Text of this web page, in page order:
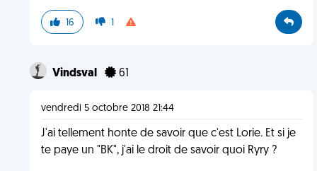
16 1
Vindsval 61
vendredi 5 octobre 2018 21:44
J'ai tellement honte de savoir que c'est Lorie. Et si je
te paye un "BK", j'ai le droit de savoir quoi Ryry ?